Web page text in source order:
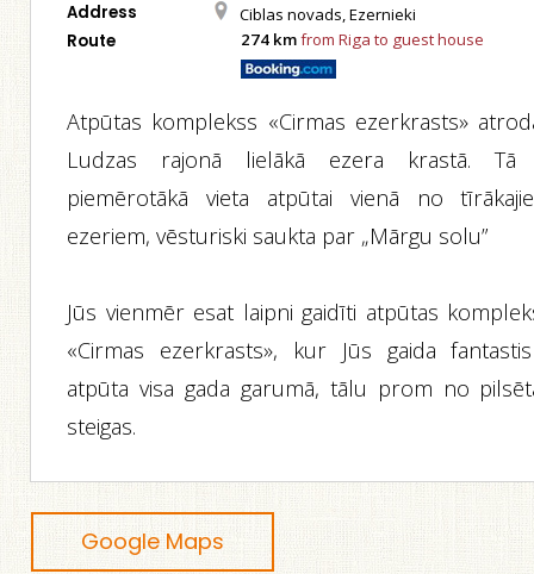
Address Ciblas novads, Ezernieki
Route 274 kmfrom Riga to guest house
Atpūtas komplekss «Cirmas ezerkrasts»
Ludzas rajonā lielākā ezera krastā.
piemērotākā vieta atpūtai vienā no
ezeriem, vēsturiski saukta par „Mārgu solu”
Jūs vienmēr esat laipni gaidīti atpūtas
«Cirmas ezerkrasts», kur Jūs gaida
atpūta visa gada garumā, tālu prom no
steigas.
Google Maps